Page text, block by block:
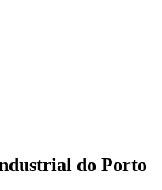
do Porto